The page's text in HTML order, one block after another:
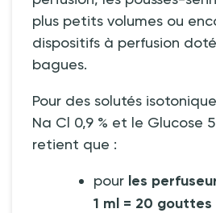
plus petits volumes ou
dispositifs à perfusion
bagues.
Pour des solutés
Na Cl 0,9 % et le Glucose 5
retient que :
pour les
1 ml = 20 gouttes